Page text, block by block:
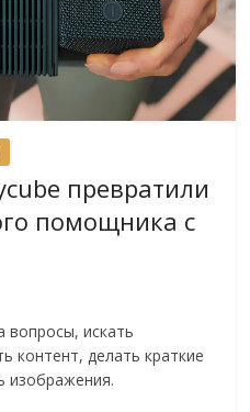
превратили
помощника с
вопросы, искать
контент, делать краткие
изображения.